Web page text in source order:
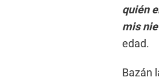
quién
mis
edad.
Bazán